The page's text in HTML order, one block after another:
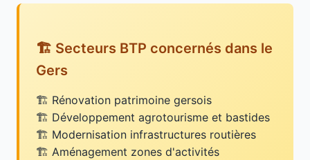
🏗️ Secteurs BTP concernés dans le
Gers
Rénovation patrimoine gersois
Développement agrotourisme et bastides
Modernisation infrastructures routières
Aménagement zones d'activités